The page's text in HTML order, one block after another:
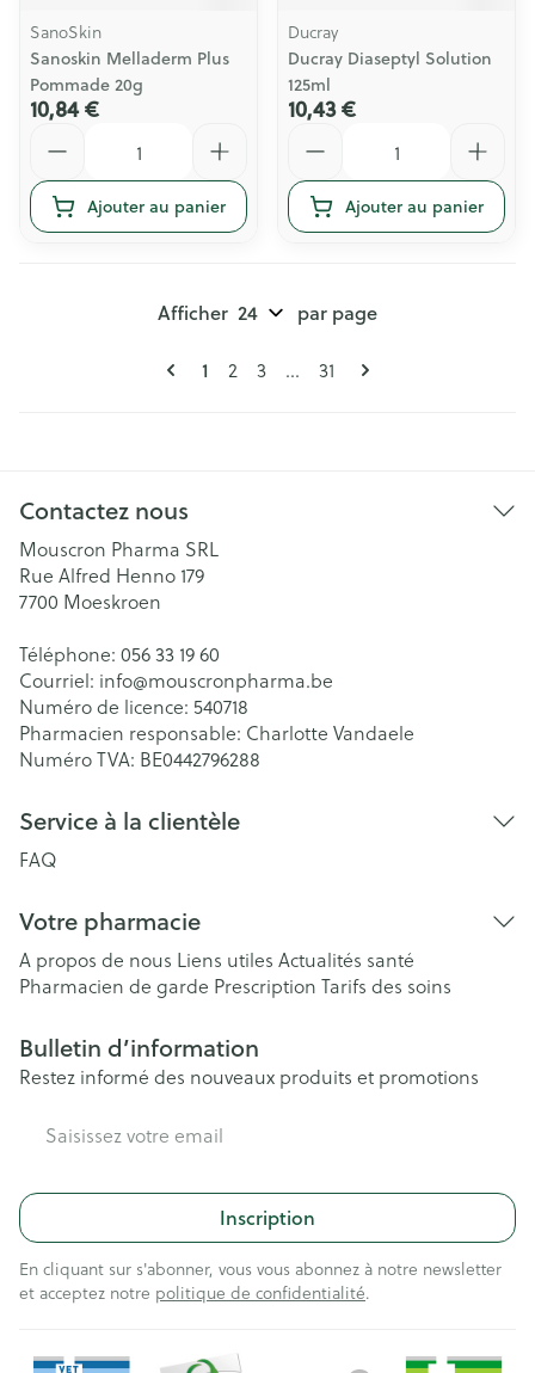
SanoSkin
Sanoskin Melladerm Plus
Pommade 20g
10,84 €
Ajouter au panier
Ducray
Ducray Diaseptyl Solution
125ml
10,43 €
Ajouter au panier
Vous lisez actuellement la page
1 Page
2 Page
3 ... Page
31
Afficher par page
Contactez nous
Mouscron Pharma SRL
Rue Alfred Henno 179
7700 Moeskroen
Téléphone: 056 33 19 60
Courriel: info@mouscronpharma.be
Numéro de licence: 540718
Pharmacien responsable: Charlotte Vandaele
Numéro TVA: BE0442796288
Service à la clientèle
FAQ
Votre pharmacie
A propos de nous Liens utiles Actualités santé
Pharmacien de garde Prescription Tarifs des soins
Bulletin d’information
Restez informé des nouveaux produits et promotions
Inscription
En cliquant sur s'abonner, vous vous abonnez à notre newsletter
et acceptez notre politique de confidentialité.